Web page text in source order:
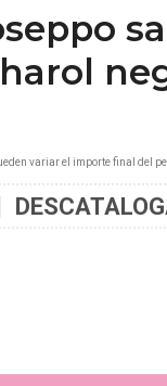
variar el importe final del